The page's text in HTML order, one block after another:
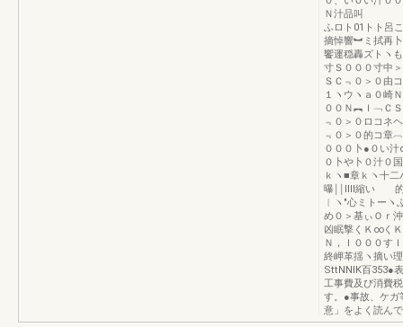
Ｎ汁品叫 間
ふロト01トト呂
摘悼響︼ミ拭再
饗運穏轟ズトヽ
寸Ｓ０００寸中
ＳＣ﹃０＞０由
１ヽウヽａ０崎
００Ｎ︻Ｉ﹁Ｃ
﹃０＞０ロコネ
﹃０＞０的コ章
０００卜●０い
０卜や卜０汁０
ｋヽ■章ｋヽ十
曝￨￨llll縮い 的
︱ヽ″心ミトー
め０＞基ぃＯｒ
凶眠撃くＫ∞く
Ｎ，Ｉ０００す
終岬革揺ヽ摘い
SttNNIK百353●
工事費及び消費
す。●事故、ケガ
意」をよく読ん